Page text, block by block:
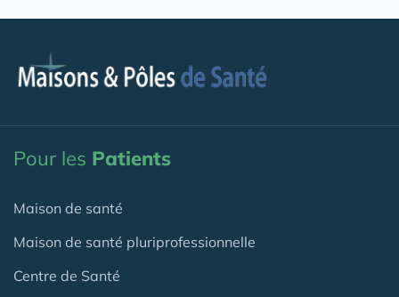
Pour les Patients
Maison de santé
Maison de santé pluriprofessionnelle
Centre de Santé